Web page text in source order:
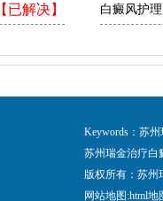
【已解决】 白癜风护
Keywords：苏
苏州瑞金治疗白
版权所有：苏
网站地图:html地